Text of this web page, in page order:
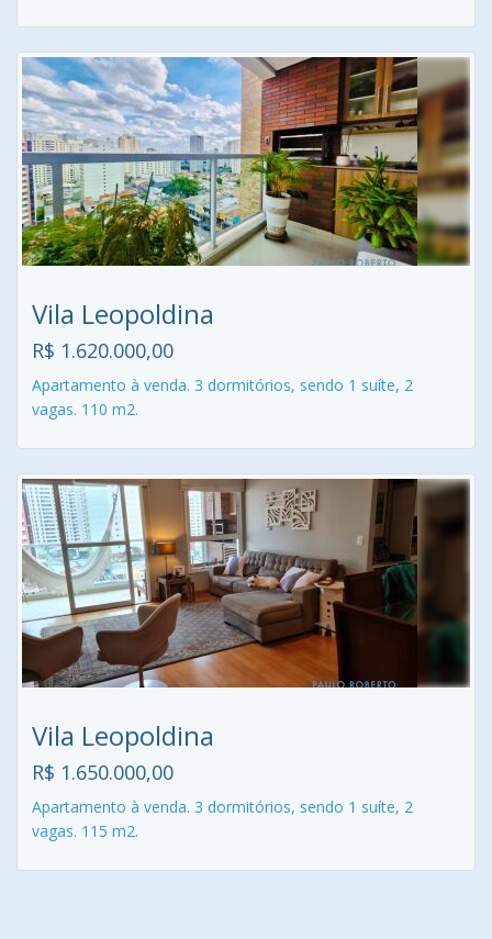
Vila Leopoldina
R$ 1.620.000,00
Apartamento à venda. 3 dormitórios, sendo 1 suíte, 2
vagas. 110 m2.
Vila Leopoldina
R$ 1.650.000,00
Apartamento à venda. 3 dormitórios, sendo 1 suíte, 2
vagas. 115 m2.